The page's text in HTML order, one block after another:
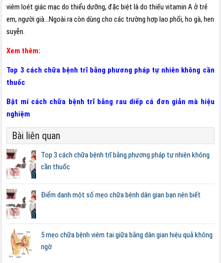
viêm loét giác mạc do thiểu dưỡng, đặc biệt là do thiếu vitamin A ở trẻ
em, người già…Ngoài ra còn dùng cho các trường hợp lao phổi, ho gà, hen
suyễn.
Xem thêm:
Top 3 cách chữa bệnh trĩ bằng phương pháp tự nhiên không cần
thuốc
Bật mí cách chữa bệnh trĩ bằng rau diếp cá đơn giản mà hiệu
nghiệm
Bài liên quan
Top 3 cách chữa bệnh trĩ bằng phương pháp tự nhiên không
cần thuốc
Điểm danh một số mẹo chữa bệnh dân gian bạn nên biết
5 mẹo chữa bệnh viêm tai giữa bằng dân gian hiệu quả không
ngờ